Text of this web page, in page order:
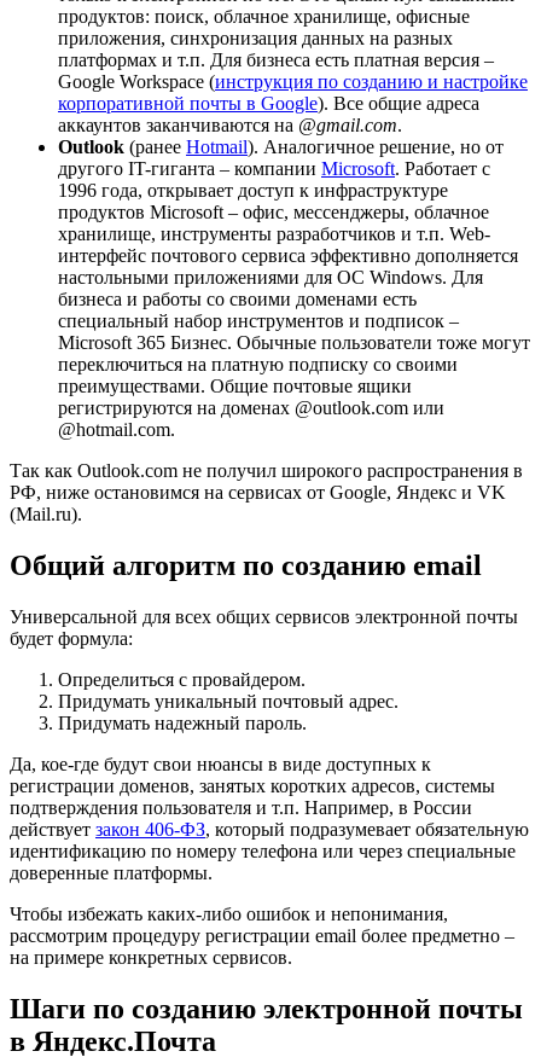
продуктов: поиск, облачное хранилище, офисные
приложения, синхронизация данных на разных
платформах и т.п. Для бизнеса есть платная версия –
Google Workspace (инструкция по созданию и настройке
корпоративной почты в Google). Все общие адреса
аккаунтов заканчиваются на @gmail.com.
Outlook (ранее Hotmail). Аналогичное решение, но от
другого IT-гиганта – компании Microsoft. Работает с
1996 года, открывает доступ к инфраструктуре
продуктов Microsoft – офис, мессенджеры, облачное
хранилище, инструменты разработчиков и т.п. Web-
интерфейс почтового сервиса эффективно дополняется
настольными приложениями для ОС Windows. Для
бизнеса и работы со своими доменами есть
специальный набор инструментов и подписок –
Microsoft 365 Бизнес. Обычные пользователи тоже могут
переключиться на платную подписку со своими
преимуществами. Общие почтовые ящики
регистрируются на доменах @outlook.com или
@hotmail.com.
Так как Outlook.com не получил широкого распространения в
РФ, ниже остановимся на сервисах от Google, Яндекс и VK
(Mail.ru).
Общий алгоритм по созданию email
Универсальной для всех общих сервисов электронной почты
будет формула:
Определиться с провайдером.
Придумать уникальный почтовый адрес.
Придумать надежный пароль.
Да, кое-где будут свои нюансы в виде доступных к
регистрации доменов, занятых коротких адресов, системы
подтверждения пользователя и т.п. Например, в России
действует закон 406-ФЗ, который подразумевает обязательную
идентификацию по номеру телефона или через специальные
доверенные платформы.
Чтобы избежать каких-либо ошибок и непонимания,
рассмотрим процедуру регистрации email более предметно –
на примере конкретных сервисов.
Шаги по созданию электронной почты
в Яндекс.Почта